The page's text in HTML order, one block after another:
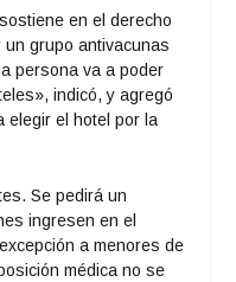
en el derecho
grupo antivacunas
persona va a poder
indicó, y agregó
elegir el hotel por la
Se pedirá un
ingresen en el
a menores de
médica no se